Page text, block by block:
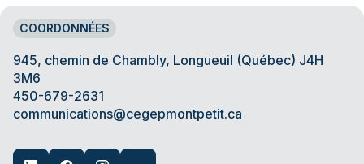
COORDONNÉES
945, chemin de Chambly, Longueuil (Québec) J4H
3M6
450-679-2631
communications@cegepmontpetit.ca